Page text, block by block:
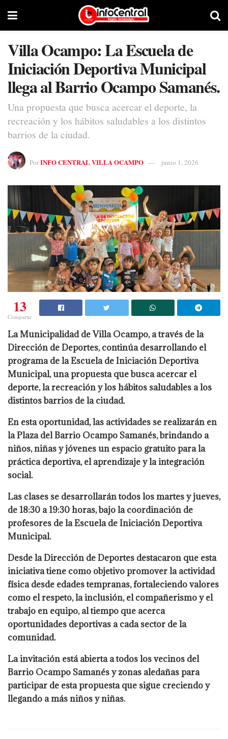
Villa Ocampo: La Escuela de
Iniciación Deportiva Municipal
llega al Barrio Ocampo Samanés.
Una propuesta que busca acercar el deporte, la
recreación y los hábitos saludables a los distintos
barrios de la ciudad.
PorINFO CENTRAL VILLA OCAMPO junio 1, 2026
13
Compartir
La Municipalidad de Villa Ocampo, a través de la
Dirección de Deportes, continúa desarrollando el
programa de la Escuela de Iniciación Deportiva
Municipal, una propuesta que busca acercar el
deporte, la recreación y los hábitos saludables a los
distintos barrios de la ciudad.
En esta oportunidad, las actividades se realizarán en
la Plaza del Barrio Ocampo Samanés, brindando a
niños, niñas y jóvenes un espacio gratuito para la
práctica deportiva, el aprendizaje y la integración
social.
Las clases se desarrollarán todos los martes y jueves,
de 18:30 a 19:30 horas, bajo la coordinación de
profesores de la Escuela de Iniciación Deportiva
Municipal.
Desde la Dirección de Deportes destacaron que esta
iniciativa tiene como objetivo promover la actividad
física desde edades tempranas, fortaleciendo valores
como el respeto, la inclusión, el compañerismo y el
trabajo en equipo, al tiempo que acerca
oportunidades deportivas a cada sector de la
comunidad.
La invitación está abierta a todos los vecinos del
Barrio Ocampo Samanés y zonas aledañas para
participar de esta propuesta que sigue creciendo y
llegando a más niños y niñas.